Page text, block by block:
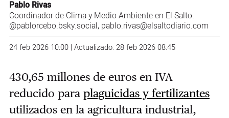
Pablo Rivas
Coordinador de Clima y Medio Ambiente en El Salto.
@pablorcebo.bsky.social, pablo.rivas@elsaltodiario.com
24 feb 2026 10:00 | Actualizado: 28 feb 2026 08:45
430,65 millones de euros en IVA
reducido para plaguicidas y fertilizantes
utilizados en la agricultura industrial,